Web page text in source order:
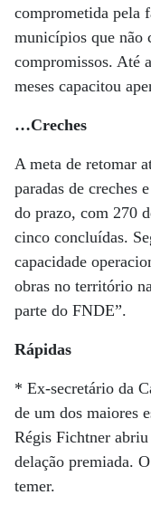
comprometida pela
municípios que não
compromissos. Até
meses capacitou
…Creches
A meta de retomar
paradas de creches
do prazo, com 270
cinco concluídas.
capacidade
obras no território
parte do FNDE”.
Rápidas
* Ex-secretário da
de um dos maiores
Régis Fichtner
delação premiada.
temer.